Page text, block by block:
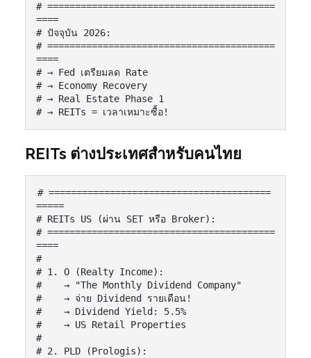
# =========================================
====
# ปัจจุบัน 2026:
# =========================================
====
# → Fed เตรียมลด Rate
# → Economy Recovery
# → Real Estate Phase 1
# → REITs = เวลาเหมาะซื้อ!
REITs ต่างประเทศสำหรับคนไทย
# ========================================
=====
# REITs US (ผ่าน SET หรือ Broker):
# =========================================
====
#
# 1. O (Realty Income):
#    → "The Monthly Dividend Company"
#    → จ่าย Dividend รายเดือน!
#    → Dividend Yield: 5.5%
#    → US Retail Properties
#
# 2. PLD (Prologis):